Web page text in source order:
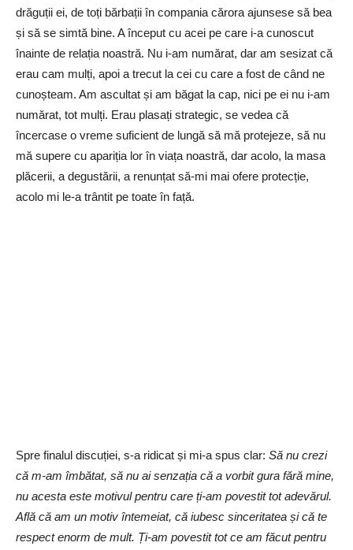
drăguții ei, de toți bărbații în compania cărora ajunsese să bea
și să se simtă bine. A început cu acei pe care i-a cunoscut
înainte de relația noastră. Nu i-am numărat, dar am sesizat că
erau cam mulți, apoi a trecut la cei cu care a fost de când ne
cunoșteam. Am ascultat și am băgat la cap, nici pe ei nu i-am
numărat, tot mulți. Erau plasați strategic, se vedea că
încercase o vreme suficient de lungă să mă protejeze, să nu
mă supere cu apariția lor în viața noastră, dar acolo, la masa
plăcerii, a degustării, a renunțat să-mi mai ofere protecție,
acolo mi le-a trântit pe toate în față.
Spre finalul discuției, s-a ridicat și mi-a spus clar: Să nu crezi
că m-am îmbătat, să nu ai senzația că a vorbit gura fără mine,
nu acesta este motivul pentru care ți-am povestit tot adevărul.
Află că am un motiv întemeiat, că iubesc sinceritatea și că te
respect enorm de mult. Ți-am povestit tot ce am făcut pentru